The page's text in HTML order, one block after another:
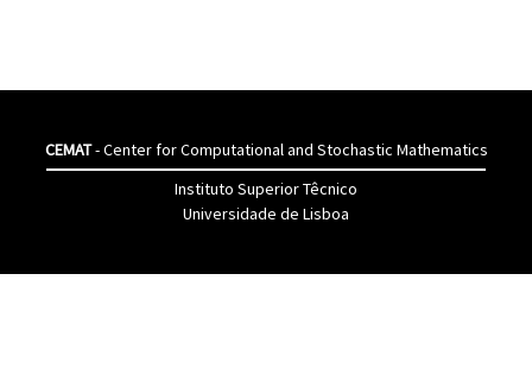
CEMAT- Center for Computational and Stochastic Mathematics
Instituto Superior Têcnico
Universidade de Lisboa